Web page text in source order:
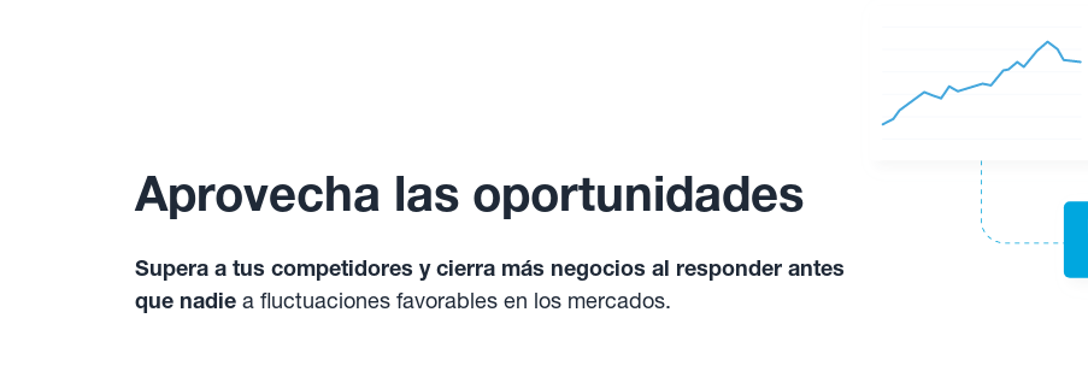
Aprovecha las oportunidades
Supera a tus competidores y cierra más negocios al responder antes
que nadie a fluctuaciones favorables en los mercados.